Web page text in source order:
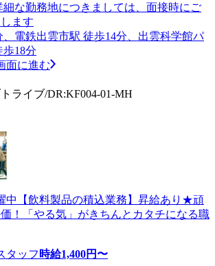
な勤務地につきましては、面接時にご
ます
、電鉄出雲市駅 徒歩14分、出雲科学館パ
18分
面に進む
ライブ/DR:KF004-01-MH
中【飲料製品の積込業務】昇給あり★頑
！「やる気」がきちんとカタチになる職
タッフ 時給1,400円〜